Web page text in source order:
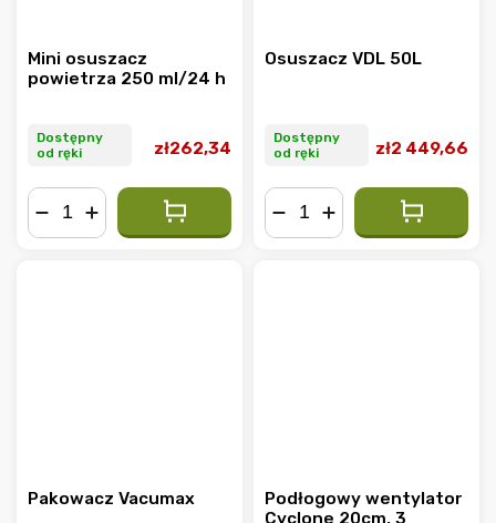
Mini osuszacz
powietrza 250 ml/24 h
Dostępny
od ręki
zł262,34
Osuszacz VDL 50L
Dostępny
od ręki
zł2 449,66
Pakowacz Vacumax
Podłogowy wentylator
Cyclone 20cm, 3